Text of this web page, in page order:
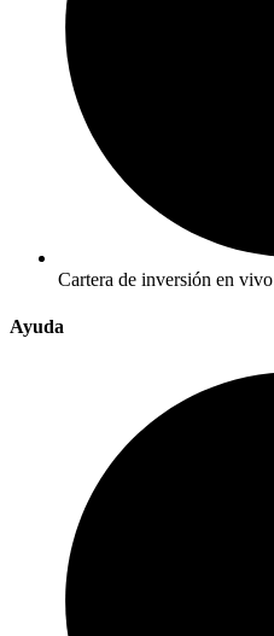
Cartera de inversión en vivo
Ayuda